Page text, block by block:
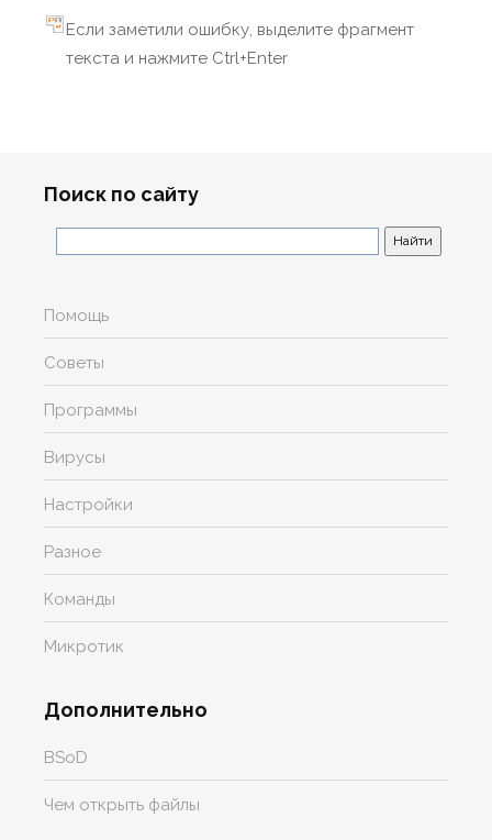
Если заметили ошибку, выделите фрагмент
текста и нажмите Ctrl+Enter
Поиск по сайту
Помощь
Советы
Программы
Вирусы
Настройки
Разное
Команды
Микротик
Дополнительно
BSoD
Чем открыть файлы